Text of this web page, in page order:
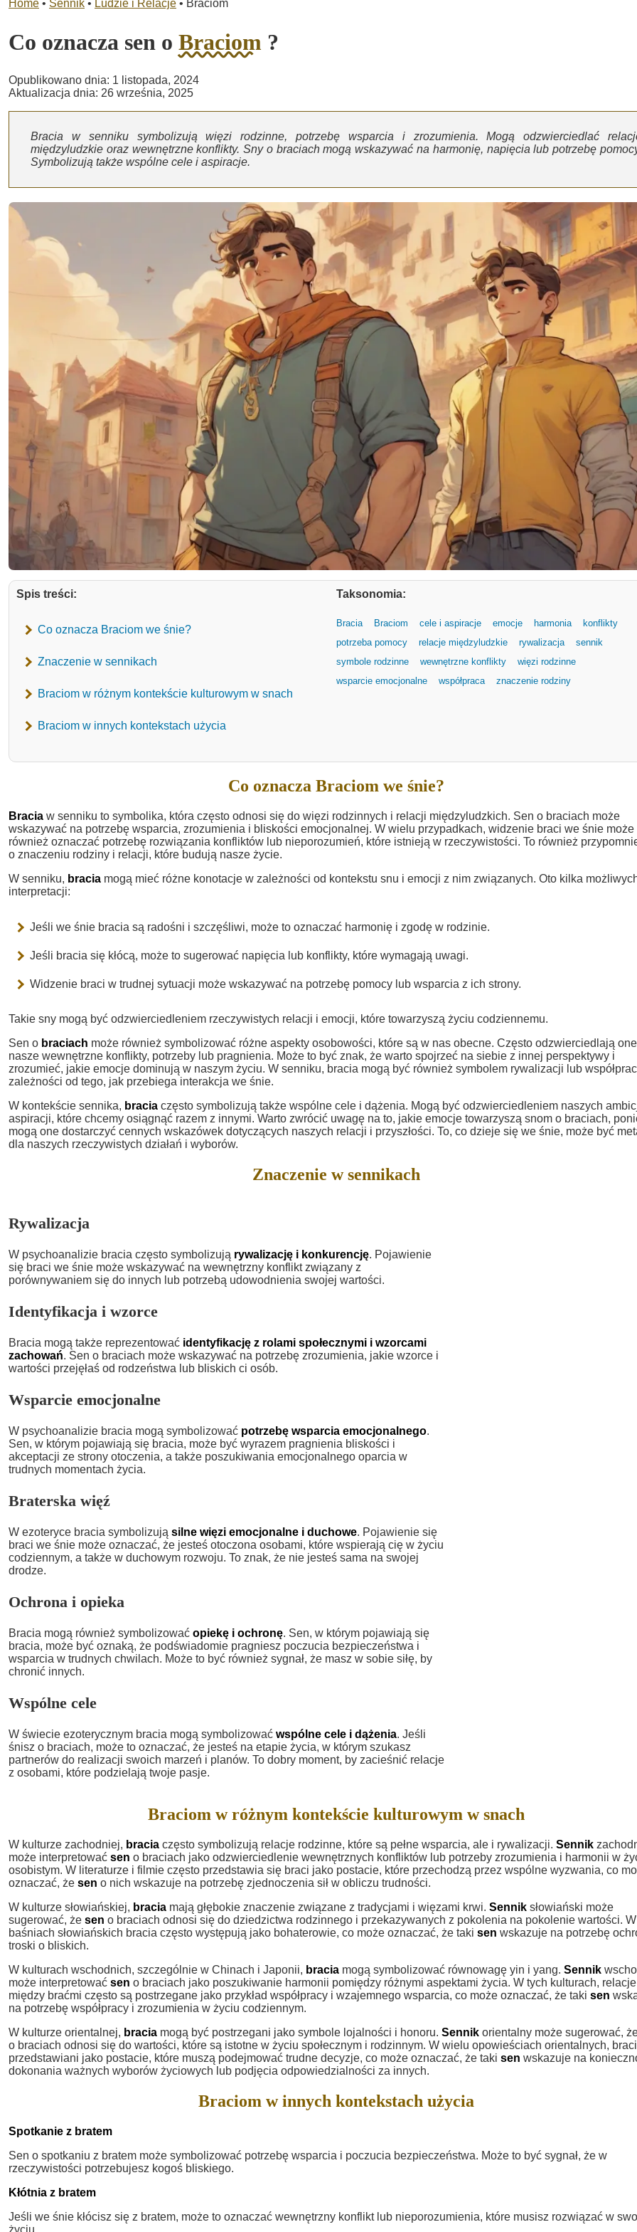
Home • Sennik • Ludzie i Relacje • Braciom
Co oznacza sen o Braciom ?
Opublikowano dnia: 1 listopada, 2024
Aktualizacja dnia: 26 września, 2025
Bracia w senniku symbolizują więzi rodzinne, potrzebę wsparcia i zrozumienia. Mogą odzwierciedlać
międzyludzkie oraz wewnętrzne konflikty. Sny o braciach mogą wskazywać na harmonię, napięcia lub potrzebę
Symbolizują także wspólne cele i aspiracje.
Spis treści:
Co oznacza Braciom we śnie?
Znaczenie w sennikach
Braciom w różnym kontekście kulturowym w snach
Braciom w innych kontekstach użycia
Taksonomia:
Bracia Braciom cele i aspiracje emocje harmonia
konflikty
potrzeba pomocy
relacje międzyludzkie rywalizacja
sennik
symbole rodzinne
wewnętrzne konflikty
więzi rodzinne
wsparcie emocjonalne
współpraca znaczenie rodziny
Co oznacza Braciom we śnie?
Bracia w senniku to symbolika, która często odnosi się do więzi rodzinnych i relacji międzyludzkich. Sen o braciach może
wskazywać na potrzebę wsparcia, zrozumienia i bliskości emocjonalnej. W wielu przypadkach, widzenie braci we śnie może
również oznaczać potrzebę rozwiązania konfliktów lub nieporozumień, które istnieją w rzeczywistości. To również
o znaczeniu rodziny i relacji, które budują nasze życie.
W senniku, bracia mogą mieć różne konotacje w zależności od kontekstu snu i emocji z nim związanych. Oto kilka
interpretacji:
Jeśli we śnie bracia są radośni i szczęśliwi, może to oznaczać harmonię i zgodę w rodzinie.
Jeśli bracia się kłócą, może to sugerować napięcia lub konflikty, które wymagają uwagi.
Widzenie braci w trudnej sytuacji może wskazywać na potrzebę pomocy lub wsparcia z ich strony.
Takie sny mogą być odzwierciedleniem rzeczywistych relacji i emocji, które towarzyszą życiu codziennemu.
Sen o braciach może również symbolizować różne aspekty osobowości, które są w nas obecne. Często odzwierciedlają one
nasze wewnętrzne konflikty, potrzeby lub pragnienia. Może to być znak, że warto spojrzeć na siebie z innej perspektywy i
zrozumieć, jakie emocje dominują w naszym życiu. W senniku, bracia mogą być również symbolem rywalizacji lub
zależności od tego, jak przebiega interakcja we śnie.
W kontekście sennika, bracia często symbolizują także wspólne cele i dążenia. Mogą być odzwierciedleniem naszych
aspiracji, które chcemy osiągnąć razem z innymi. Warto zwrócić uwagę na to, jakie emocje towarzyszą snom o braciach,
mogą one dostarczyć cennych wskazówek dotyczących naszych relacji i przyszłości. To, co dzieje się we śnie, może być
dla naszych rzeczywistych działań i wyborów.
Znaczenie w sennikach
Rywalizacja
W psychoanalizie bracia często symbolizują rywalizację i konkurencję. Pojawienie
się braci we śnie może wskazywać na wewnętrzny konflikt związany z
porównywaniem się do innych lub potrzebą udowodnienia swojej wartości.
Identyfikacja i wzorce
Bracia mogą także reprezentować identyfikację z rolami społecznymi i wzorcami
zachowań. Sen o braciach może wskazywać na potrzebę zrozumienia, jakie wzorce i
wartości przejęłaś od rodzeństwa lub bliskich ci osób.
Wsparcie emocjonalne
W psychoanalizie bracia mogą symbolizować potrzebę wsparcia emocjonalnego.
Sen, w którym pojawiają się bracia, może być wyrazem pragnienia bliskości i
akceptacji ze strony otoczenia, a także poszukiwania emocjonalnego oparcia w
trudnych momentach życia.
Braterska więź
W ezoteryce bracia symbolizują silne więzi emocjonalne i duchowe. Pojawienie się
braci we śnie może oznaczać, że jesteś otoczona osobami, które wspierają cię w życiu
codziennym, a także w duchowym rozwoju. To znak, że nie jesteś sama na swojej
drodze.
Ochrona i opieka
Bracia mogą również symbolizować opiekę i ochronę. Sen, w którym pojawiają się
bracia, może być oznaką, że podświadomie pragniesz poczucia bezpieczeństwa i
wsparcia w trudnych chwilach. Może to być również sygnał, że masz w sobie siłę, by
chronić innych.
Wspólne cele
W świecie ezoterycznym bracia mogą symbolizować wspólne cele i dążenia. Jeśli
śnisz o braciach, może to oznaczać, że jesteś na etapie życia, w którym szukasz
partnerów do realizacji swoich marzeń i planów. To dobry moment, by zacieśnić relacje
z osobami, które podzielają twoje pasje.
Braciom w różnym kontekście kulturowym w snach
W kulturze zachodniej, bracia często symbolizują relacje rodzinne, które są pełne wsparcia, ale i rywalizacji. Sennik
może interpretować sen o braciach jako odzwierciedlenie wewnętrznych konfliktów lub potrzeby zrozumienia i harmonii w
osobistym. W literaturze i filmie często przedstawia się braci jako postacie, które przechodzą przez wspólne wyzwania, co
oznaczać, że sen o nich wskazuje na potrzebę zjednoczenia sił w obliczu trudności.
W kulturze słowiańskiej, bracia mają głębokie znaczenie związane z tradycjami i więzami krwi. Sennik słowiański może
sugerować, że sen o braciach odnosi się do dziedzictwa rodzinnego i przekazywanych z pokolenia na pokolenie wartości. W
baśniach słowiańskich bracia często występują jako bohaterowie, co może oznaczać, że taki sen wskazuje na potrzebę
troski o bliskich.
W kulturach wschodnich, szczególnie w Chinach i Japonii, bracia mogą symbolizować równowagę yin i yang. Sennik
może interpretować sen o braciach jako poszukiwanie harmonii pomiędzy różnymi aspektami życia. W tych kulturach, relacje
między braćmi często są postrzegane jako przykład współpracy i wzajemnego wsparcia, co może oznaczać, że taki sen
na potrzebę współpracy i zrozumienia w życiu codziennym.
W kulturze orientalnej, bracia mogą być postrzegani jako symbole lojalności i honoru. Sennik orientalny może sugerować,
o braciach odnosi się do wartości, które są istotne w życiu społecznym i rodzinnym. W wielu opowieściach orientalnych,
przedstawiani jako postacie, które muszą podejmować trudne decyzje, co może oznaczać, że taki sen wskazuje na
dokonania ważnych wyborów życiowych lub podjęcia odpowiedzialności za innych.
Braciom w innych kontekstach użycia
Spotkanie z bratem
Sen o spotkaniu z bratem może symbolizować potrzebę wsparcia i poczucia bezpieczeństwa. Może to być sygnał, że w
rzeczywistości potrzebujesz kogoś bliskiego.
Kłótnia z bratem
Jeśli we śnie kłócisz się z bratem, może to oznaczać wewnętrzny konflikt lub nieporozumienia, które musisz rozwiązać w
życiu.